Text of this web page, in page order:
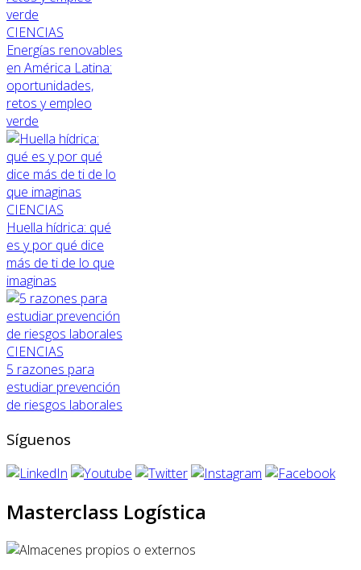
CIENCIAS
Energías renovables
en América Latina:
oportunidades,
retos y empleo
verde
CIENCIAS
Huella hídrica: qué
es y por qué dice
más de ti de lo que
imaginas
CIENCIAS
5 razones para
estudiar prevención
de riesgos laborales
Síguenos
Masterclass Logística